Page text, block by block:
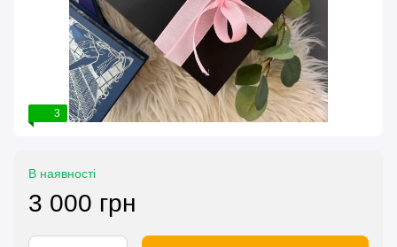
3
В наявності
3 000 грн